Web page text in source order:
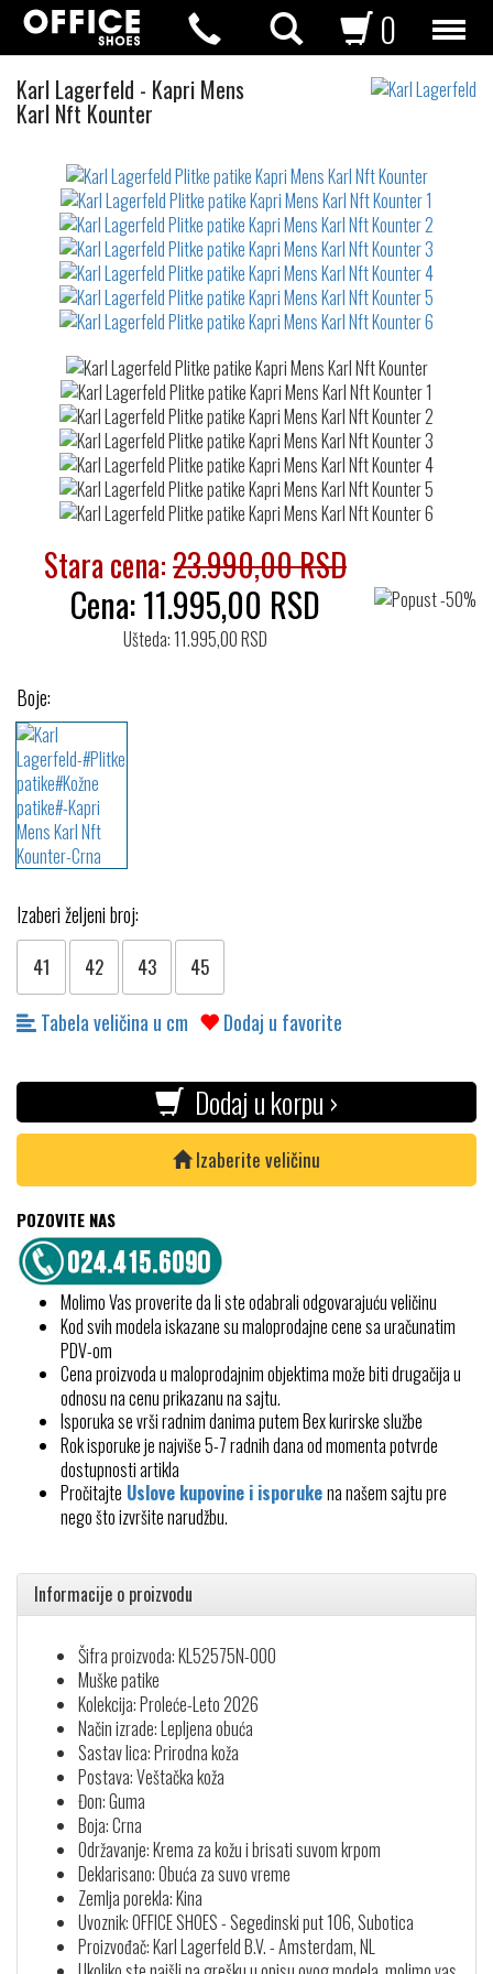
0
Karl Lagerfeld Plitke
patike
- Kapri Mens
Karl Nft Kounter
waterproof
waterrepellent
Stara cena:23.990,00 RSD
Cena:11.995,00 RSD
Ušteda: 11.995,00 RSD
Boje:
Izaberi željeni broj:
41 42 43 45
Tabela veličina u cm Dodaj u favorite
Dodaj u korpu ›
Izaberite veličinu
POZOVITE NAS
Molimo Vas proverite da li ste odabrali odgovarajuću veličinu
Kod svih modela iskazane su maloprodajne cene sa uračunatim
PDV-om
Cena proizvoda u maloprodajnim objektima može biti drugačija u
odnosu na cenu prikazanu na sajtu.
Isporuka se vrši radnim danima putem Bex kurirske službe
Rok isporuke je najviše 5-7 radnih dana od momenta potvrde
dostupnosti artikla
Pročitajte Uslove kupovine i isporukena našem sajtu pre
nego što izvršite narudžbu.
Informacije o proizvodu
Šifra proizvoda: KL52575N-000
Muške patike
Kolekcija: Proleće-Leto 2026
Način izrade: Lepljena obuća
Sastav lica: Prirodna koža
Postava: Veštačka koža
Đon: Guma
Boja: Crna
Održavanje: Krema za kožu i brisati suvom krpom
Deklarisano: Obuća za suvo vreme
Zemlja porekla: Kina
Uvoznik: OFFICE SHOES - Segedinski put 106, Subotica
Proizvođač: Karl Lagerfeld B.V. - Amsterdam, NL